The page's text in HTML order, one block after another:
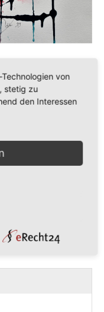
nach
von
stetig zu
den Interessen